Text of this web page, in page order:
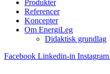
Produkter
Referencer
Koncepter
Om EnergiLeg
Didaktisk grundlag
Facebook Linkedin-in Instagram